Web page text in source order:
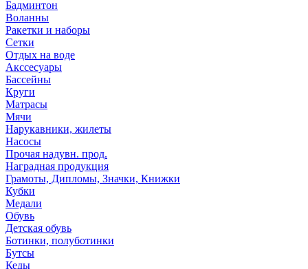
Бадминтон
Воланны
Ракетки и наборы
Сетки
Отдых на воде
Акссесуары
Бассейны
Круги
Матрасы
Мячи
Нарукавники, жилеты
Насосы
Прочая надувн. прод.
Наградная продукция
Грамоты, Дипломы, Значки, Книжки
Кубки
Медали
Обувь
Детская обувь
Ботинки, полуботинки
Бутсы
Кеды